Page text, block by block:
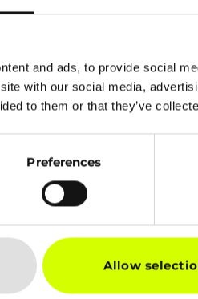
and ads, to provide social
with our social media,
to them or that they’ve
Preferences
Allow
omzet genereren en 9%
duidelijk zijn,
ervan. Het gebrek aan
we deze uitdagingen en
: Diversiteit begint aan de
die
zich gehoord voelt en